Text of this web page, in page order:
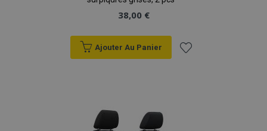
38,00 €
Ajouter Au Panier